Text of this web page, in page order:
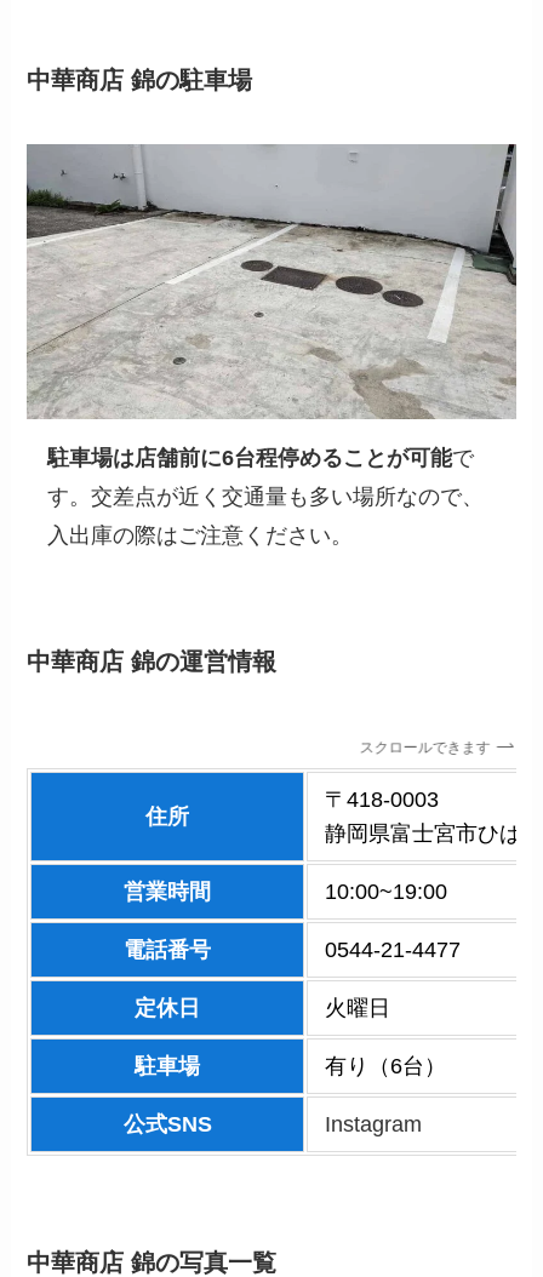
中華商店 錦の駐車場
駐車場は店舗前に6台程停めることが可能で
す。交差点が近く交通量も多い場所なので、
入出庫の際はご注意ください。
中華商店 錦の運営情報
スクロールできます
住所
〒418-0003
静岡県富士宮市ひば
営業時間 10:00~19:00
電話番号 0544-21-4477
定休日 火曜日
駐車場 有り（6台）
公式SNS Instagram
中華商店 錦の写真一覧